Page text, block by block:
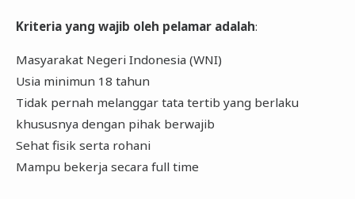
Kriteria yang wajib oleh pelamar adalah:
Masyarakat Negeri Indonesia (WNI)
Usia minimun 18 tahun
Tidak pernah melanggar tata tertib yang berlaku
khususnya dengan pihak berwajib
Sehat fisik serta rohani
Mampu bekerja secara full time